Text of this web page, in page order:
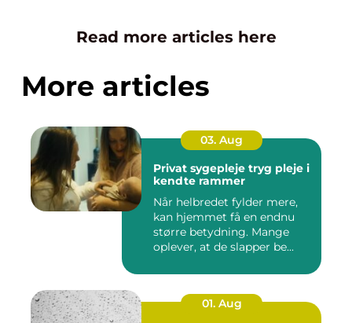
Read more articles here
More articles
03. Aug
Privat sygepleje tryg pleje i
kendte rammer
Når helbredet fylder mere,
kan hjemmet få en endnu
større betydning. Mange
oplever, at de slapper be...
01. Aug